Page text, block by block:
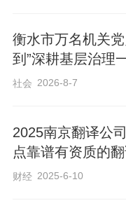
认为，我省将
更加突出的位
代新人，为人
那如何构建公
来五年，我省
衡水市万名机关党
到”深耕基层治理
社会 2026-8-7
2025南京翻译公
点靠谱有资质的
财经 2025-6-10